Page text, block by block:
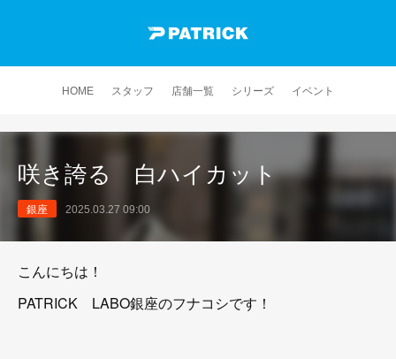
HOME スタッフ 店舗一覧 シリーズ イベント
咲き誇る 白ハイカット
銀座 2025.03.27 09:00
こんにちは！
PATRICK LABO銀座のフナコシです！